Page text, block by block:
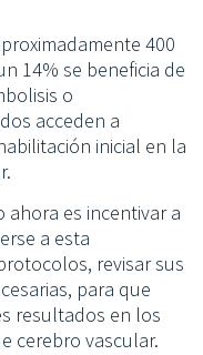
400
14% se beneficia de
o
acceden a
inicial en la
ahora es incentivar a
a esta
revisar sus
para que
resultados en los
cerebro vascular.